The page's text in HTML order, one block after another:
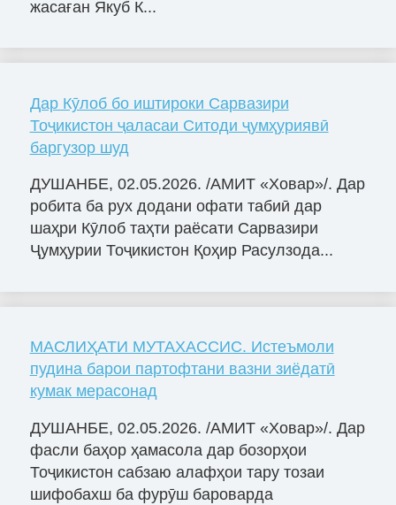
жасаған Якуб К...
Дар Кӯлоб бо иштироки Сарвазири
Тоҷикистон ҷаласаи Ситоди ҷумҳуриявӣ
баргузор шуд
ДУШАНБЕ, 02.05.2026. /АМИТ «Ховар»/. Дар
робита ба рух додани офати табиӣ дар
шаҳри Кӯлоб таҳти раёсати Сарвазири
Ҷумҳурии Тоҷикистон Қоҳир Расулзода...
МАСЛИҲАТИ МУТАХАССИС. Истеъмоли
пудина барои партофтани вазни зиёдатӣ
кумак мерасонад
ДУШАНБЕ, 02.05.2026. /АМИТ «Ховар»/. Дар
фасли баҳор ҳамасола дар бозорҳои
Тоҷикистон сабзаю алафҳои тару тозаи
шифобахш ба фурӯш бароварда